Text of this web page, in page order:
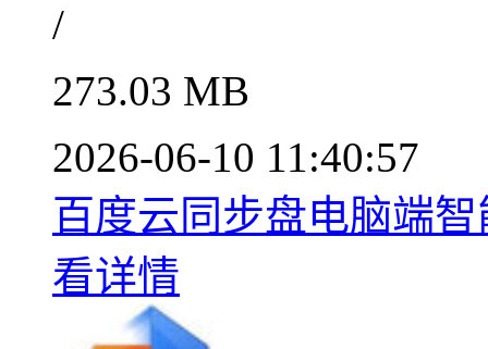
/
273.03 MB
2026-06-10 11:40:57
百度云同步盘电脑端
看详情